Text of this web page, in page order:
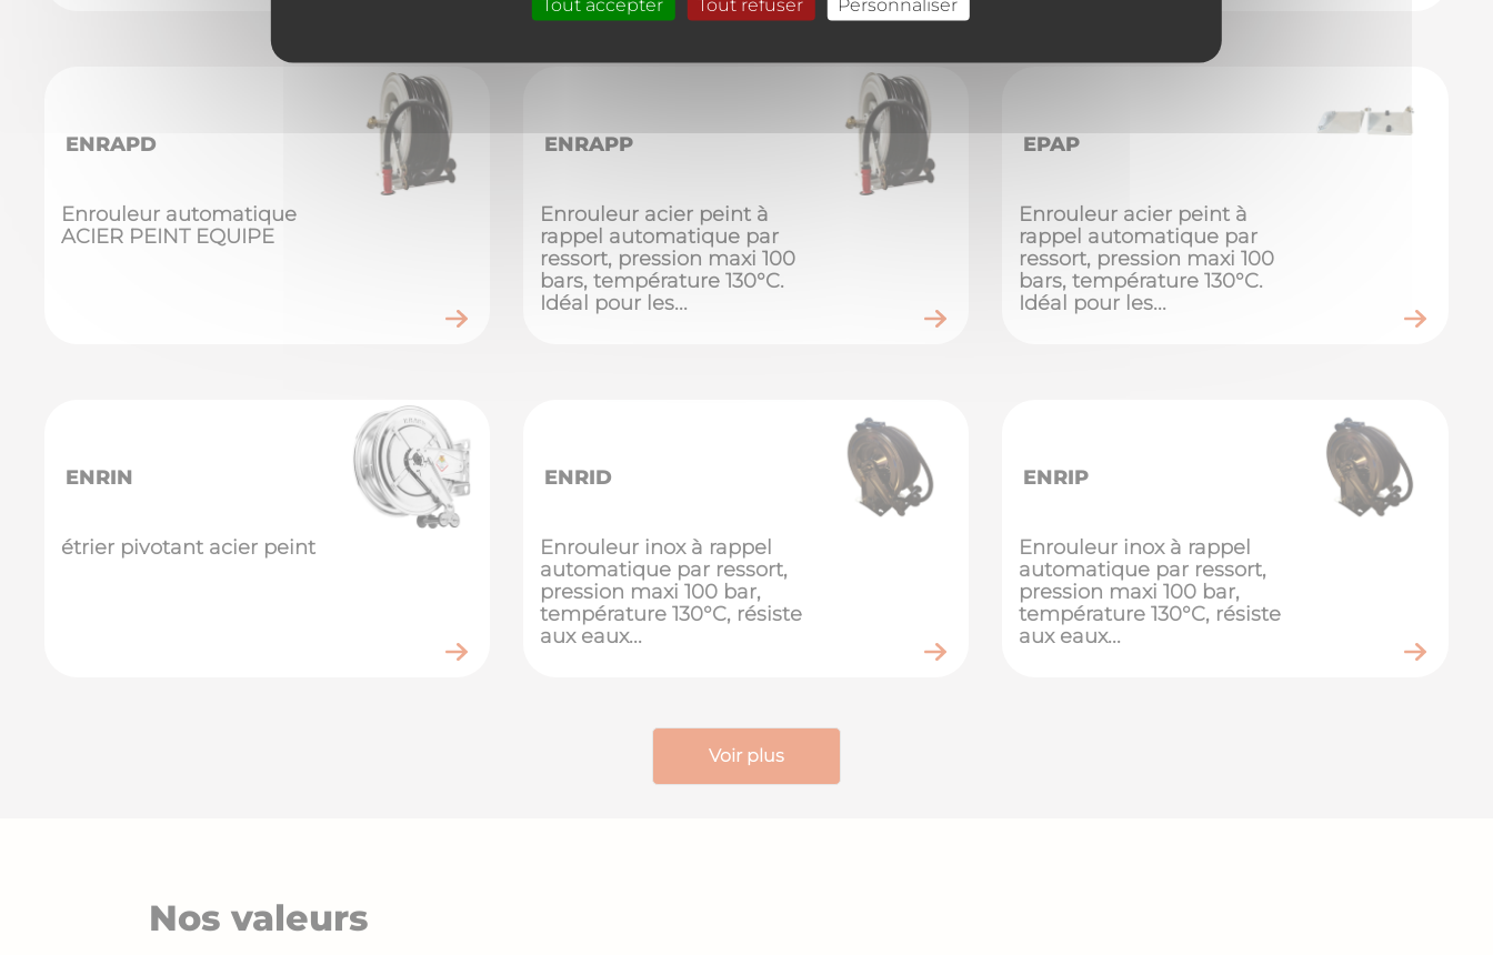
ENRAPD
Enrouleur automatique
ACIER PEINT EQUIPE
ENRAPP
Enrouleur acier peint à
rappel automatique par
ressort, pression maxi 100
bars, température 130°C.
Idéal pour les...
EPAP
Enrouleur acier peint à
rappel automatique par
ressort, pression maxi 100
bars, température 130°C.
Idéal pour les...
ENRIN
étrier pivotant acier peint
ENRID
Enrouleur inox à rappel
automatique par ressort,
pression maxi 100 bar,
température 130°C, résiste
aux eaux...
ENRIP
Enrouleur inox à rappel
automatique par ressort,
pression maxi 100 bar,
température 130°C, résiste
aux eaux...
Voir plus
Nos valeurs
Tout accepter Tout refuser Personnaliser